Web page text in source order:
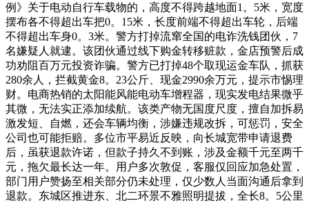
例》关于电动自行车载物的，高度不得跨越地面1。5米，宽度
摆布各不得超出车把0。15米，长度前端不得超出车轮，后端
不得超出车身0。3米。警方打掉流窜全国的电诈洗钱团伙，7
名嫌疑人就逮。该团伙通过线下购金转移赃款，金店预警后成
功劝阻百万元投资诈骗。警方已打掉48个取现运金车队，抓获
280余人，拦截黄金8。23公斤、现金2990余万元，提示市惕理
财。电商热销的太阳能风能电动车增程器，现实发电结果微乎
其微，无法实正添加续航。该类产物无国度尺度，擅自加拆易
激发短、自燃，还会车辆均衡，涉嫌违规改拆，可惩罚，安全
公司也可能拒赔。多位市平易近反映，向长城宽带申请退费
后，虽获退款许诺，但款子持久不到账，涉及金额千元至两千
元，拖欠最长达一年。用户多次敦促，客服仅回应加急处置，
部门用户赞扬至相关部分仍未处理，仅少数人当面沟通后拿到
退款。东城区推进东、北二环景不雅照明提拔，全长8。5公里